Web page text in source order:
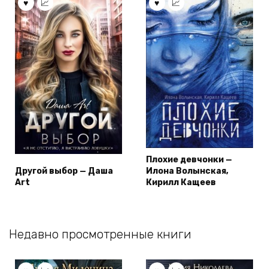
Другой выбор — Даша
Art
Плохие девчонки —
Илона Волынская,
Кирилл Кащеев
Недавно просмотренные книги